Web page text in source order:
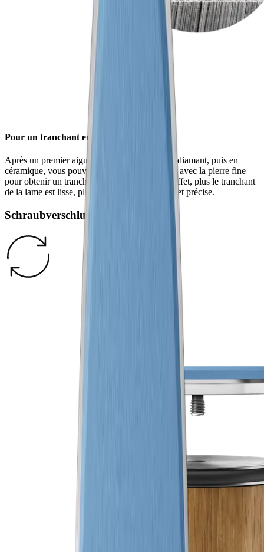
Pour un tranchant encore plus fin
Après un premier aiguisage avec la surface en diamant, puis en
céramique, vous pouvez procéder à l'aiguisage avec la pierre fine
pour obtenir un tranchant encore plus fin. En effet, plus le tranchant
de la lame est lisse, plus la découpe sera facile et précise.
Schraubverschluss